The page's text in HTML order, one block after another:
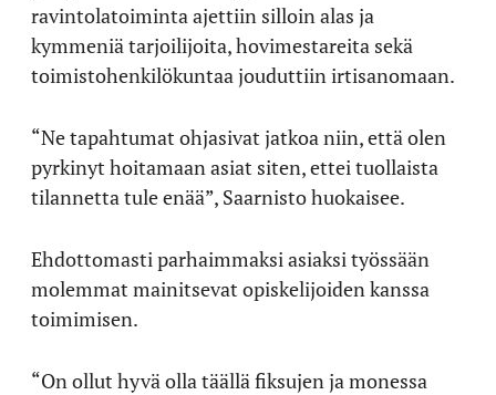
ravintolatoiminta ajettiin silloin alas ja
kymmeniä tarjoilijoita, hovimestareita sekä
toimistohenkilökuntaa jouduttiin irtisanomaan.
“Ne tapahtumat ohjasivat jatkoa niin, että olen
pyrkinyt hoitamaan asiat siten, ettei tuollaista
tilannetta tule enää”, Saarnisto huokaisee.
Ehdottomasti parhaimmaksi asiaksi työssään
molemmat mainitsevat opiskelijoiden kanssa
toimimisen.
“On ollut hyvä olla täällä fiksujen ja monessa